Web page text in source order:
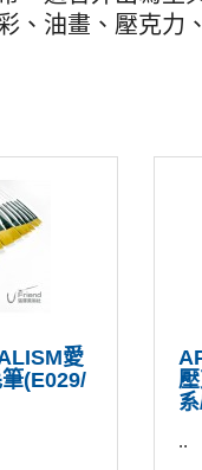
、油畫、壓克力
愛
(E029/
..